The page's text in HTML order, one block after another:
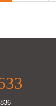
业设计需要工程
团队通过构建超
型具备"学习-推
他推动建立"需
室，依托中科摩